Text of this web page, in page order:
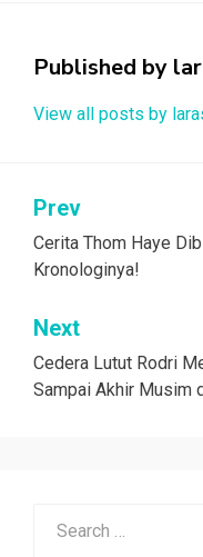
o
k
p
p
Published by
View all posts by
Navigasi
pos
Prev
Cerita Thom Haye
Kronologinya!
Next
Cedera Lutut Rodri
Sampai Akhir Musim